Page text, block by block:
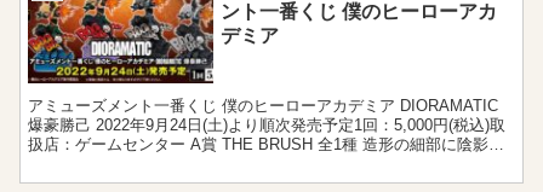
ント一番くじ 僕のヒーローアカ
デミア
アミューズメント一番くじ 僕のヒーローアカデミア DIORAMATIC
爆豪勝己 2022年9月24日(土)より順次発売予定1回：5,000円(税込)取
扱店：ゲームセンター A賞 THE BRUSH 全1種 造形の細部に陰影を